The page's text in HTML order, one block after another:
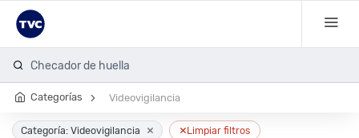
Cá
Categorías Videovigilancia
Categoría: Videovigilancia × ×Limpiar filtros